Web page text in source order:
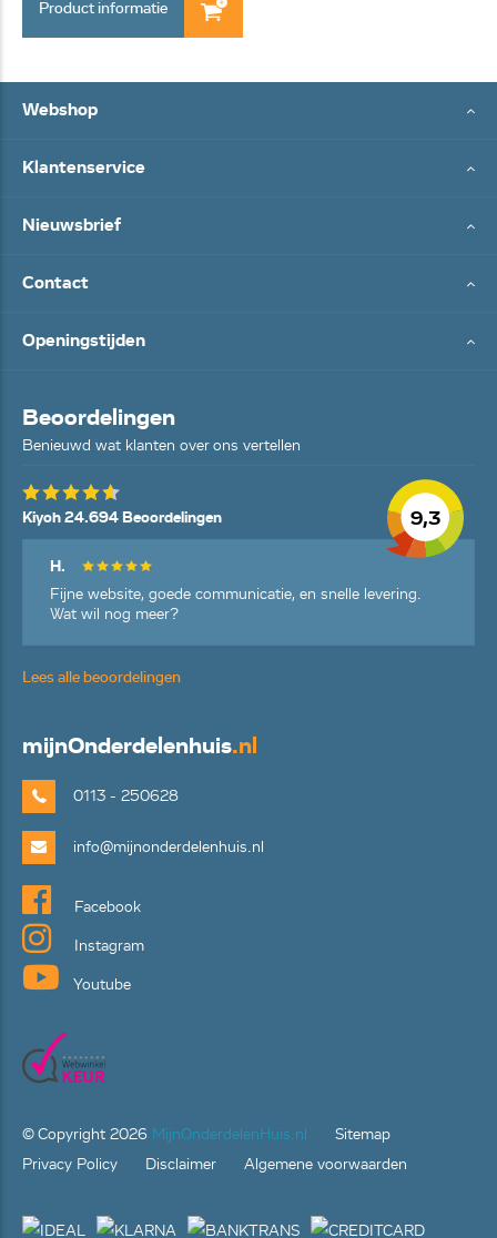
Product informatie
Webshop
Klantenservice
Nieuwsbrief
Contact
Openingstijden
Beoordelingen
Benieuwd wat klanten over ons vertellen
9,3
Kiyoh 24.694 Beoordelingen
H.
Fijne website, goede communicatie, en snelle levering.
Wat wil nog meer?
Lees alle beoordelingen
mijnOnderdelenhuis.nl
0113 - 250628
info@mijnonderdelenhuis.nl
Facebook
Instagram
Youtube
© Copyright 2026 MijnOnderdelenHuis.nl
Sitemap
Privacy Policy
Disclaimer Algemene voorwaarden